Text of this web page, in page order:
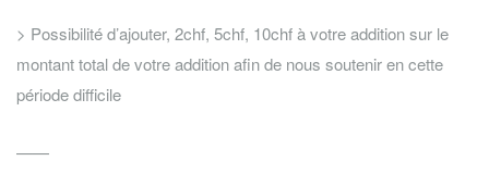
> Possibilité d’ajouter, 2chf, 5chf, 10chf à votre addition sur le
montant total de votre addition afin de nous soutenir en cette
période difficile
——